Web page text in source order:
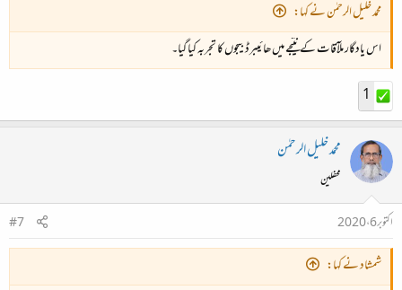
محمد خلیل الرحمٰن نے کہا:
اس یادگار ملآقات کے نتیجے میں ھائیبرڈ بیجوں کا تجربہ کیا گیا۔
1
محمد خلیل الرحمٰن
محفلین
اکتوبر 6، 2020
#7
شمشاد نے کہا: